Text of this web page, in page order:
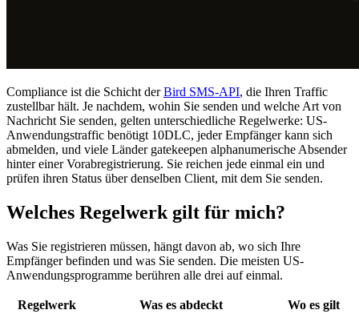
Compliance ist die Schicht derBird SMS-API, die Ihren Traffic
zustellbar hält. Je nachdem, wohin Sie senden und welche Art von
Nachricht Sie senden, gelten unterschiedliche Regelwerke: US-
Anwendungstraffic benötigt 10DLC, jeder Empfänger kann sich
abmelden, und viele Länder gatekeepen alphanumerische Absender
hinter einer Vorabregistrierung. Sie reichen jede einmal ein und
prüfen ihren Status über denselben Client, mit dem Sie senden.
Welches Regelwerk gilt für mich?
Was Sie registrieren müssen, hängt davon ab, wo sich Ihre
Empfänger befinden und was Sie senden. Die meisten US-
Anwendungsprogramme berühren alle drei auf einmal.
Regelwerk Was es abdeckt Wo es gilt